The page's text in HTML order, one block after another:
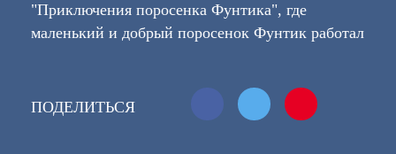
"Приключения поросенка Фунтика", где
маленький и добрый поросенок Фунтик работал
расстраивало и не нравилось Фунтику, что он
решает сбежать! И вот тут то он находит себе
ПОДЕЛИТЬСЯ